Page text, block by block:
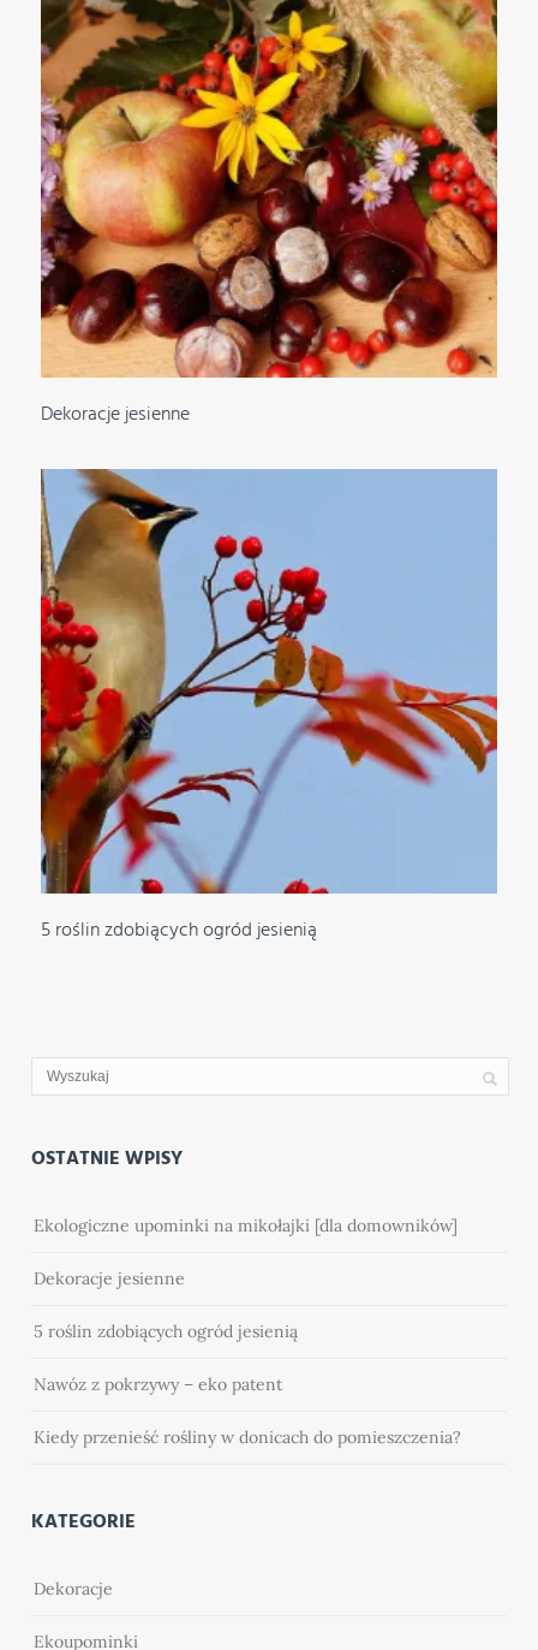
Dekoracje jesienne
5 roślin zdobiących ogród jesienią
OSTATNIE WPISY
Ekologiczne upominki na mikołajki [dla domowników]
Dekoracje jesienne
5 roślin zdobiących ogród jesienią
Nawóz z pokrzywy – eko patent
Kiedy przenieść rośliny w donicach do pomieszczenia?
KATEGORIE
Dekoracje
Ekoupominki